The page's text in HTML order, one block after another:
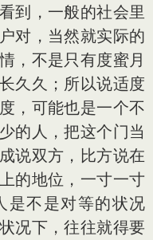
，一般的社会里
对，当然就实际的
，不是只有度蜜月
久久；所以说适度
，可能也是一个不
的人，把这个门当
说双方，比方说在
的地位，一寸一寸
是不是对等的状况
况下，往往就得要